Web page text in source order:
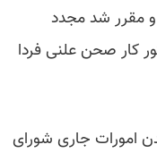
شد مجدد
کار صحن علنی فردا
امورات جاری شورای